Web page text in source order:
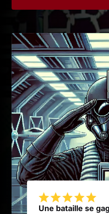
Une bataille se